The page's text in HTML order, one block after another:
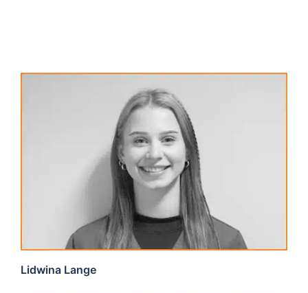
Lidwina Lange